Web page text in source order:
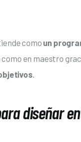
como un
en maestro
.
diseñar